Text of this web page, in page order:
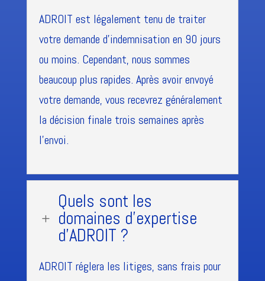
ADROIT est légalement tenu de traiter
votre demande d'indemnisation en 90 jours
ou moins. Cependant, nous sommes
beaucoup plus rapides. Après avoir envoyé
votre demande, vous recevrez généralement
la décision finale trois semaines après
l'envoi.
L
Quels sont les
domaines d'expertise
d'ADROIT ?
ADROIT réglera les litiges, sans frais pour